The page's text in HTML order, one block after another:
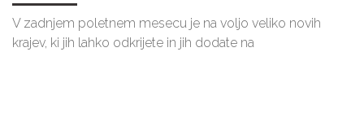
V zadnjem poletnem mesecu je na voljo veliko novih
krajev, ki jih lahko odkrijete in jih dodate na